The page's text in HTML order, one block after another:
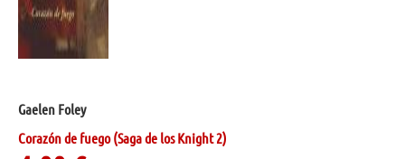
Gaelen Foley
Corazón de fuego (Saga de los Knight 2)